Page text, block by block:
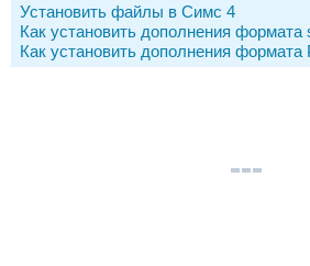
Установить файлы в Симс 4
Как установить дополнения формата
Как установить дополнения формата